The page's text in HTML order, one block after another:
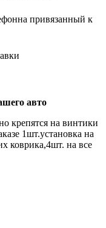
привязанный к
авто
крепятся на винтики
1шт.установка на
коврика,4шт. на все